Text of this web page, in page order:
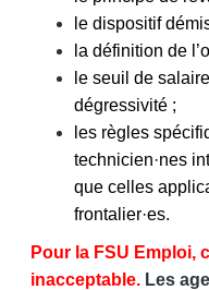
le dispositif
la définition de
le seuil de
dégressivité ;
les règles
technicien·nes
que celles
frontalier·es.
Pour la FSU Emploi,
inacceptable. Les